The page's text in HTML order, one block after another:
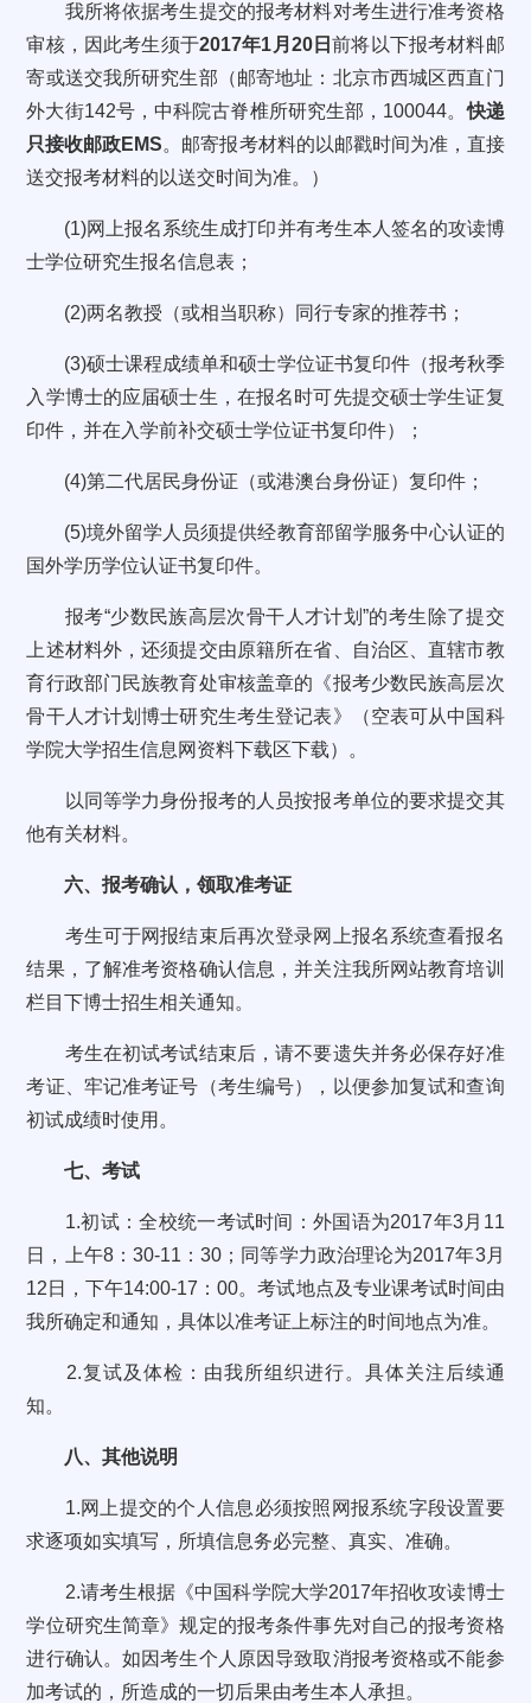
我所将依据考生提交的报考材料对考生进行准考资格
审核，因此考生须于2017年1月20日前将以下报考材料邮
寄或送交我所研究生部（邮寄地址：北京市西城区西直门
外大街142号，中科院古脊椎所研究生部，100044。快递
只接收邮政EMS。邮寄报考材料的以邮戳时间为准，直接
送交报考材料的以送交时间为准。）
(1)网上报名系统生成打印并有考生本人签名的攻读博
士学位研究生报名信息表；
(2)两名教授（或相当职称）同行专家的推荐书；
(3)硕士课程成绩单和硕士学位证书复印件（报考秋季
入学博士的应届硕士生，在报名时可先提交硕士学生证复
印件，并在入学前补交硕士学位证书复印件）；
(4)第二代居民身份证（或港澳台身份证）复印件；
(5)境外留学人员须提供经教育部留学服务中心认证的
国外学历学位认证书复印件。
报考“少数民族高层次骨干人才计划”的考生除了提交
上述材料外，还须提交由原籍所在省、自治区、直辖市教
育行政部门民族教育处审核盖章的《报考少数民族高层次
骨干人才计划博士研究生考生登记表》（空表可从中国科
学院大学招生信息网资料下载区下载）。
以同等学力身份报考的人员按报考单位的要求提交其
他有关材料。
六、报考确认，领取准考证
考生可于网报结束后再次登录网上报名系统查看报名
结果，了解准考资格确认信息，并关注我所网站教育培训
栏目下博士招生相关通知。
考生在初试考试结束后，请不要遗失并务必保存好准
考证、牢记准考证号（考生编号），以便参加复试和查询
初试成绩时使用。
七、考试
1.初试：全校统一考试时间：外国语为2017年3月11
日，上午8：30-11：30；同等学力政治理论为2017年3月
12日，下午14:00-17：00。考试地点及专业课考试时间由
我所确定和通知，具体以准考证上标注的时间地点为准。
2.复试及体检：由我所组织进行。具体关注后续通
知。
八、其他说明
1.网上提交的个人信息必须按照网报系统字段设置要
求逐项如实填写，所填信息务必完整、真实、准确。
2.请考生根据《中国科学院大学2017年招收攻读博士
学位研究生简章》规定的报考条件事先对自己的报考资格
进行确认。如因考生个人原因导致取消报考资格或不能参
加考试的，所造成的一切后果由考生本人承担。